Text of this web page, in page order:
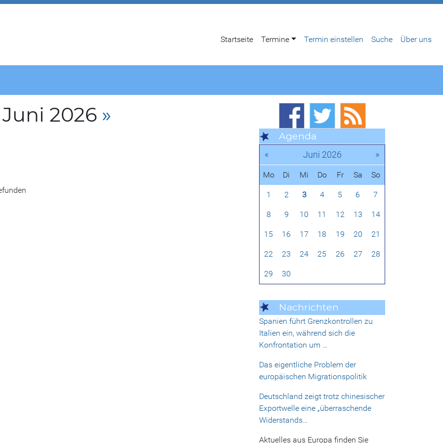
Startseite Termine Termin einstellen Suche Über uns
2026 »
Agenda
« Juni 2026 »
Mo Di Mi Do Fr Sa So
1 2 3 4 5 6 7
8 9 10 11 12 13 14
15 16 17 18 19 20 21
22 23 24 25 26 27 28
29 30
Nachrichten
Spanien führt Grenzkontrollen zu
Italien ein, während sich die
Konfrontation um …
Das eigentliche Problem der
europäischen Migrationspolitik
Deutschland zeigt trotz chinesischer
Exportwelle eine „überraschende
Widerstands…
Aktuelles aus Europa finden Sie